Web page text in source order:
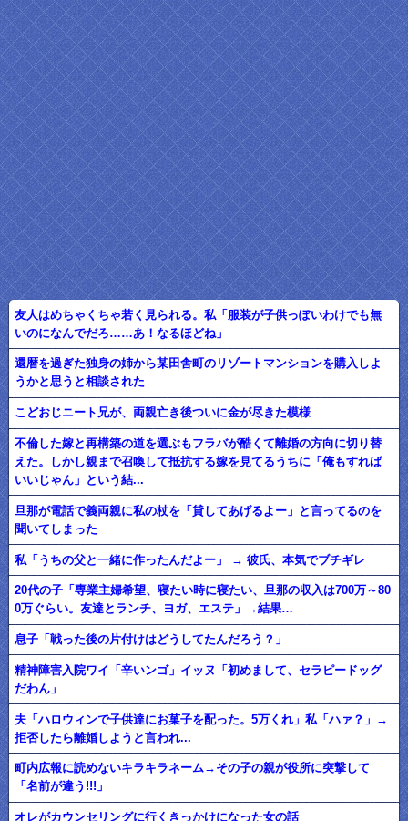
友人はめちゃくちゃ若く見られる。私「服装が子供っぽいわけでも無
いのになんでだろ……あ！なるほどね」
還暦を過ぎた独身の姉から某田舎町のリゾートマンションを購入しよ
うかと思うと相談された
こどおじニート兄が、両親亡き後ついに金が尽きた模様
不倫した嫁と再構築の道を選ぶもフラバが酷くて離婚の方向に切り替
えた。しかし親まで召喚して抵抗する嫁を見てるうちに「俺もすれば
いいじゃん」という結...
旦那が電話で義両親に私の杖を「貸してあげるよー」と言ってるのを
聞いてしまった
私「うちの父と一緒に作ったんだよー」 → 彼氏、本気でブチギレ
20代の子「専業主婦希望、寝たい時に寝たい、旦那の収入は700万～80
0万ぐらい。友達とランチ、ヨガ、エステ」→結果…
息子「戦った後の片付けはどうしてたんだろう？」
精神障害入院ワイ「辛いンゴ」イッヌ「初めまして、セラピードッグ
だわん」
夫「ハロウィンで子供達にお菓子を配った。5万くれ」私「ハァ？」→
拒否したら離婚しようと言われ...
町内広報に読めないキラキラネーム→その子の親が役所に突撃して
「名前が違う!!!」
オレがカウンセリングに行くきっかけになった女の話